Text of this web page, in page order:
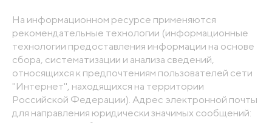
На информационном ресурсе применяются
рекомендательные технологии (информационные
технологии предоставления информации на основе
сбора, систематизации и анализа сведений,
относящихся к предпочтениям пользователей сети
"Интернет", находящихся на территории
Российской Федерации). Адрес электронной почты
для направления юридически значимых сообщений: